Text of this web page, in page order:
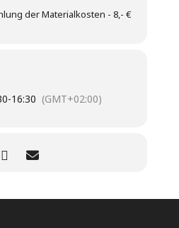
der Materialkosten - 8,- €
-16:30 (GMT+02:00)